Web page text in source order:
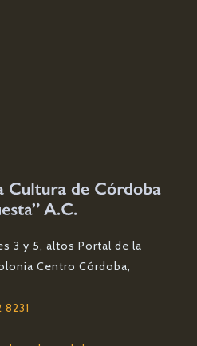
3 y 5, altos Portal de la
Centro Córdoba,
8231